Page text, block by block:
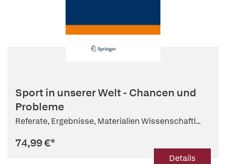
Sport in unserer Welt - Chancen und
Probleme
Referate, Ergebnisse, Materialien Wissenschaftl...
74,99 €*
Details